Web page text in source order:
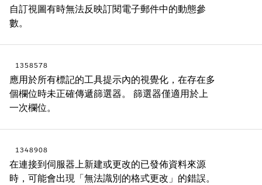
自訂視圖有時無法反映訂閱電子郵件中的動態參
數。
1358578
應用於所有標記的工具提示內的視覺化，在存在多
個欄位時未正確傳遞篩選器。 篩選器僅適用於上
一次欄位。
1348908
在連接到伺服器上新建或更改的已發佈資料來源
時，可能會出現「無法識別的格式更改」的錯誤。